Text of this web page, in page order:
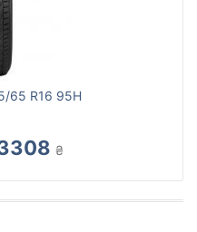
65 R16 95H
₴